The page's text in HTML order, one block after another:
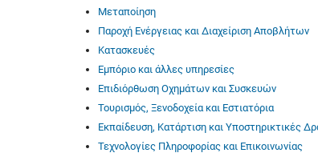
Μεταποίηση
Παροχή Ενέργειας και Διαχείριση Αποβλήτων
Κατασκευές
Εμπόριο και άλλες υπηρεσίες
Επιδιόρθωση Οχημάτων και Συσκευών
Τουρισμός, Ξενοδοχεία και Εστιατόρια
Εκπαίδευση, Κατάρτιση και Υποστηρικτικές
Τεχνολογίες Πληροφορίας και Επικοινωνίας